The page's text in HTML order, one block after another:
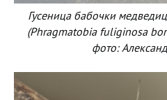
Гусеница бабочки
(Phragmatobia fuliginosa
фото: